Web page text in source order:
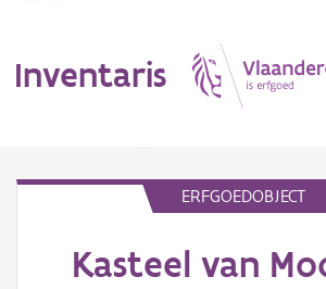
Inventaris
Erfgoedobject
ERFGOEDOBJECT
Kasteel van